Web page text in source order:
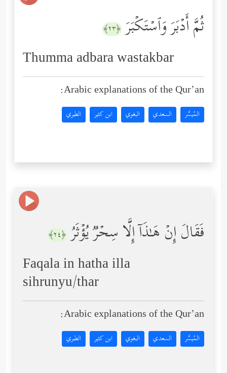
ثُمَّ أَدۡبَرَ وَٱسۡتَكۡبَرَ ﴿٢٣﴾
Thumma adbara wastakbar
Arabic explanations of the Qur’an:
المُيسَّر السعدي البغوي ابن كثير الطبري
فَقَالَ إِنۡ هَـٰذَاۤ إِلَّا سِحۡرࣱ یُؤۡثَرُ ﴿٢٤﴾
Faqala in hatha illa
sihrunyu/thar
Arabic explanations of the Qur’an:
المُيسَّر السعدي البغوي ابن كثير الطبري